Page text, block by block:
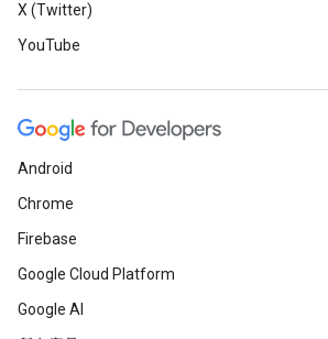
X (Twitter)
YouTube
Android
Chrome
Firebase
Google Cloud Platform
Google AI